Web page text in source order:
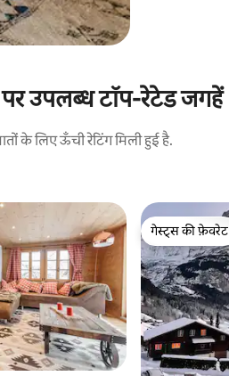
पर उपलब्ध टॉप-रेटेड जगहें
के लिए ऊँची रेटिंग मिली हुई है.
गेस्ट्स की फ़ेवरेट
गेस्ट्स की फ़ेवरेट